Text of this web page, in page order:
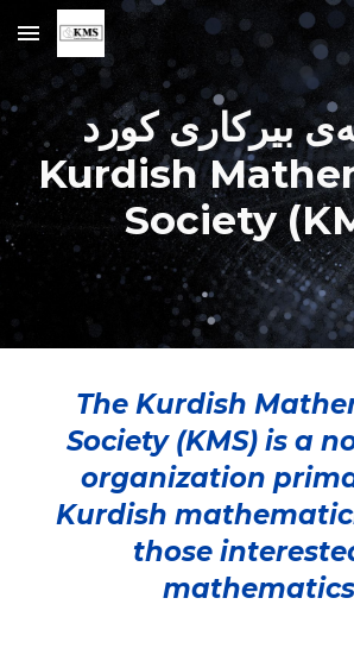
Skip to main content
بیرکاری کورد
Kurdish
Society
The Kurdish
Society (KMS) is a
organization
Kurdish
those